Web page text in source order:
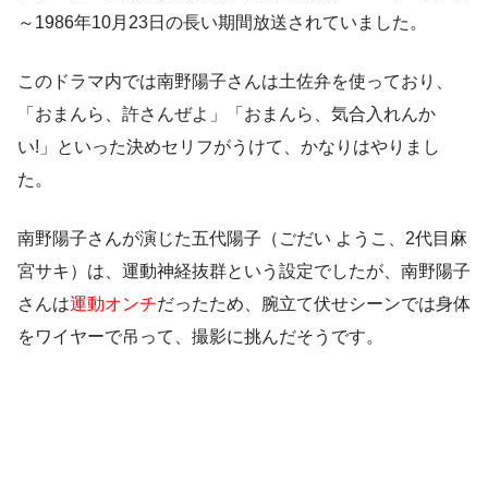
～1986年10月23日の長い期間放送されていました。
このドラマ内では南野陽子さんは土佐弁を使っており、
「おまんら、許さんぜよ」「おまんら、気合入れんか
い!」
といった決めセリフがうけて、かなりはやりまし
た。
南野陽子さんが演じた五代陽子（ごだい ようこ、2代目麻
宮サキ）は、運動神経抜群という設定でしたが、南野陽子
さんは運動オンチだったため、腕立て伏せシーンでは身体
をワイヤーで吊って、撮影に挑んだそうです。